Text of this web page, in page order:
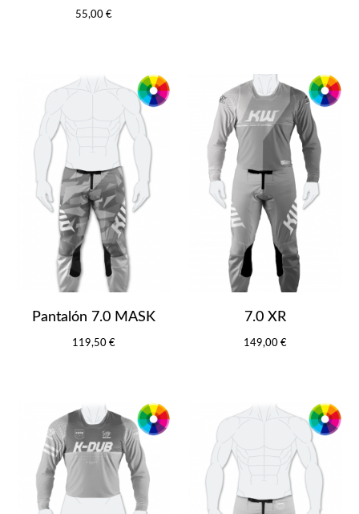
55,00 €
Pantalón 7.0 MASK
119,50 €
7.0 XR
149,00 €